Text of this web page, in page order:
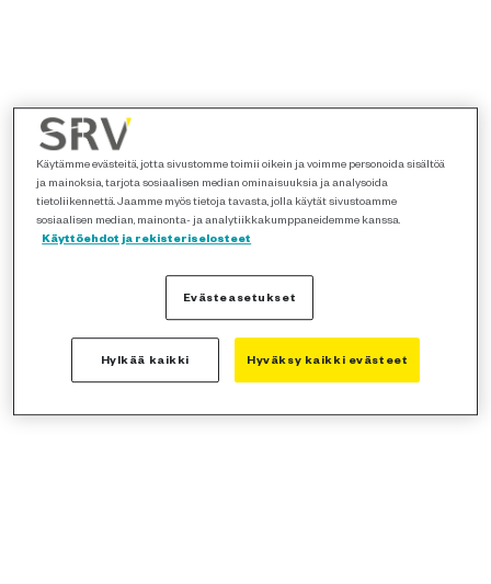
Käytämme evästeitä, jotta sivustomme toimii oikein ja voimme personoida sisältöä
ja mainoksia, tarjota sosiaalisen median ominaisuuksia ja analysoida
tietoliikennettä. Jaamme myös tietoja tavasta, jolla käytät sivustoamme
sosiaalisen median, mainonta- ja analytiikkakumppaneidemme kanssa.
Käyttöehdot ja rekisteriselosteet
Evästeasetukset
Hylkää kaikki Hyväksy kaikki evästeet